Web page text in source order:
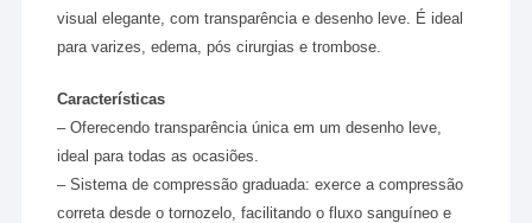
visual elegante, com transparência e desenho leve. É ideal
para varizes, edema, pós cirurgias e trombose.
Características
– Oferecendo transparência única em um desenho leve,
ideal para todas as ocasiões.
– Sistema de compressão graduada: exerce a compressão
correta desde o tornozelo, facilitando o fluxo sanguíneo e